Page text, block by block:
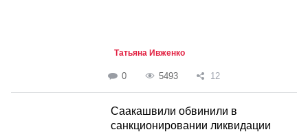
Татьяна Ивженко
0 5493 12
Саакашвили обвинили в
санкционировании ликвидации